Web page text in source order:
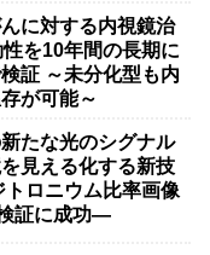
に対する内視鏡治
を10年間の長期に
証 ～未分化型も内
が可能～
たな光のシグナル
見える化する新技
ロニウム比率画像
証に成功―